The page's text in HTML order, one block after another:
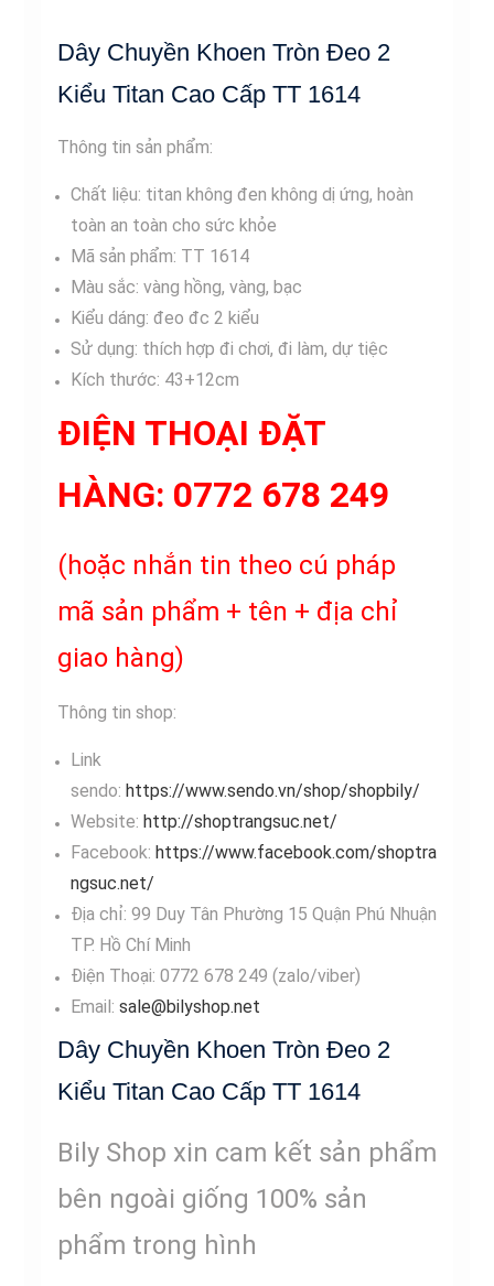
Dây Chuyền Khoen Tròn Đeo 2
Kiểu Titan Cao Cấp TT 1614
Thông tin sản phẩm:
Chất liệu: titan không đen không dị ứng, hoàn
toàn an toàn cho sức khỏe
Mã sản phẩm: TT 1614
Màu sắc: vàng hồng, vàng, bạc
Kiểu dáng: đeo đc 2 kiểu
Sử dụng: thích hợp đi chơi, đi làm, dự tiệc
Kích thước: 43+12cm
ĐIỆN THOẠI ĐẶT
HÀNG: 0772 678 249
(hoặc nhắn tin theo cú pháp
mã sản phẩm + tên + địa chỉ
giao hàng)
Thông tin shop:
Link
sendo: https://www.sendo.vn/shop/shopbily/
Website: http://shoptrangsuc.net/
Facebook: https://www.facebook.com/shoptra
ngsuc.net/
Địa chỉ: 99 Duy Tân Phường 15 Quận Phú Nhuận
TP. Hồ Chí Minh
Điện Thoại: 0772 678 249 (zalo/viber)
Email: sale@bilyshop.net
Dây Chuyền Khoen Tròn Đeo 2
Kiểu Titan Cao Cấp TT 1614
Bily Shop xin cam kết sản phẩm
bên ngoài giống 100% sản
phẩm trong hình